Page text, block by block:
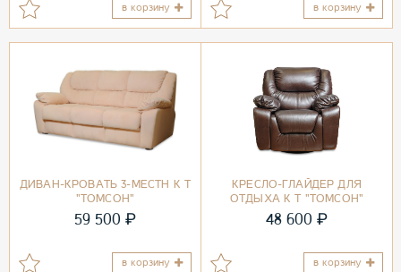
в корзину в корзину
ДИВАН-КРОВАТЬ 3-МЕСТН К Т
"ТОМСОН"
59 500 ₽
в корзину
КРЕСЛО-ГЛАЙДЕР ДЛЯ
ОТДЫХА К Т "ТОМСОН"
48 600 ₽
в корзину